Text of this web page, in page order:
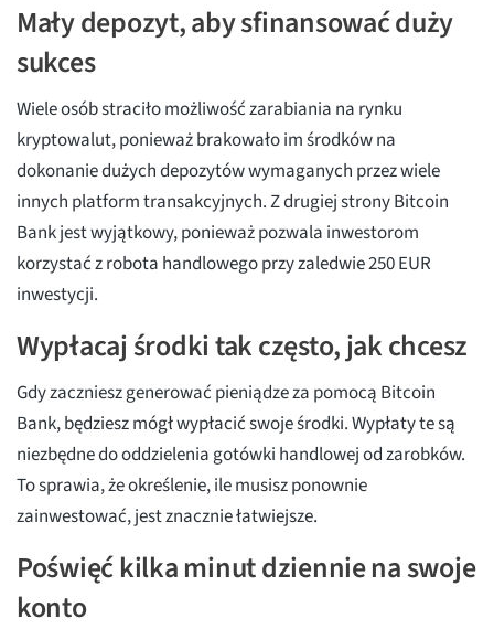
Mały depozyt, aby sfinansować duży
sukces
Wiele osób straciło możliwość zarabiania na rynku
kryptowalut, ponieważ brakowało im środków na
dokonanie dużych depozytów wymaganych przez wiele
innych platform transakcyjnych. Z drugiej strony Bitcoin
Bank jest wyjątkowy, ponieważ pozwala inwestorom
korzystać z robota handlowego przy zaledwie 250 EUR
inwestycji.
Wypłacaj środki tak często, jak chcesz
Gdy zaczniesz generować pieniądze za pomocą Bitcoin
Bank, będziesz mógł wypłacić swoje środki. Wypłaty te są
niezbędne do oddzielenia gotówki handlowej od zarobków.
To sprawia, że określenie, ile musisz ponownie
zainwestować, jest znacznie łatwiejsze.
Poświęć kilka minut dziennie na swoje
konto